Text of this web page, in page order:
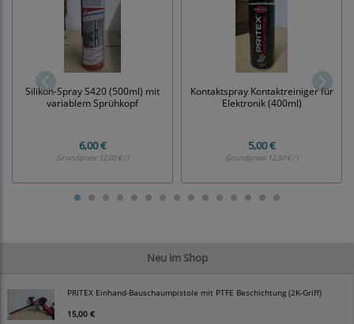
Neu im Shop
PRITEX Einhand-Bauschaumpistole mit PTFE Beschichtung (2K-Griff)
15,00 €
Silikon-Spray S420 (500ml) mit
variablem Sprühkopf
6,00 €
Grundpreis: 12,00 € / l
Kontaktspray Kontaktreiniger für
Elektronik (400ml)
5,00 €
Grundpreis: 12,50 € / l